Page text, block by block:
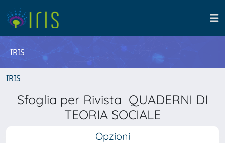
IRIS
IRIS
Sfoglia per Rivista QUADERNI DI
TEORIA SOCIALE
Opzioni